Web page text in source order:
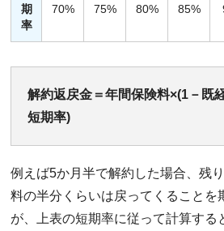
期
率
70% 75% 80% 85%
解約返戻金＝年間保険料×(1－既
短期率)
例えば5か月半で解約した場合、残
料の半分くらいは戻ってくることを
が、上表の短期率に従って計算する